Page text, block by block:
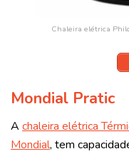
Chaleira elétrica
Mondial Pratic
A chaleira elétrica
Mondial, tem